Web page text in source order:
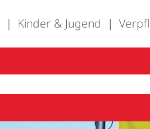
Kinder & Jugend